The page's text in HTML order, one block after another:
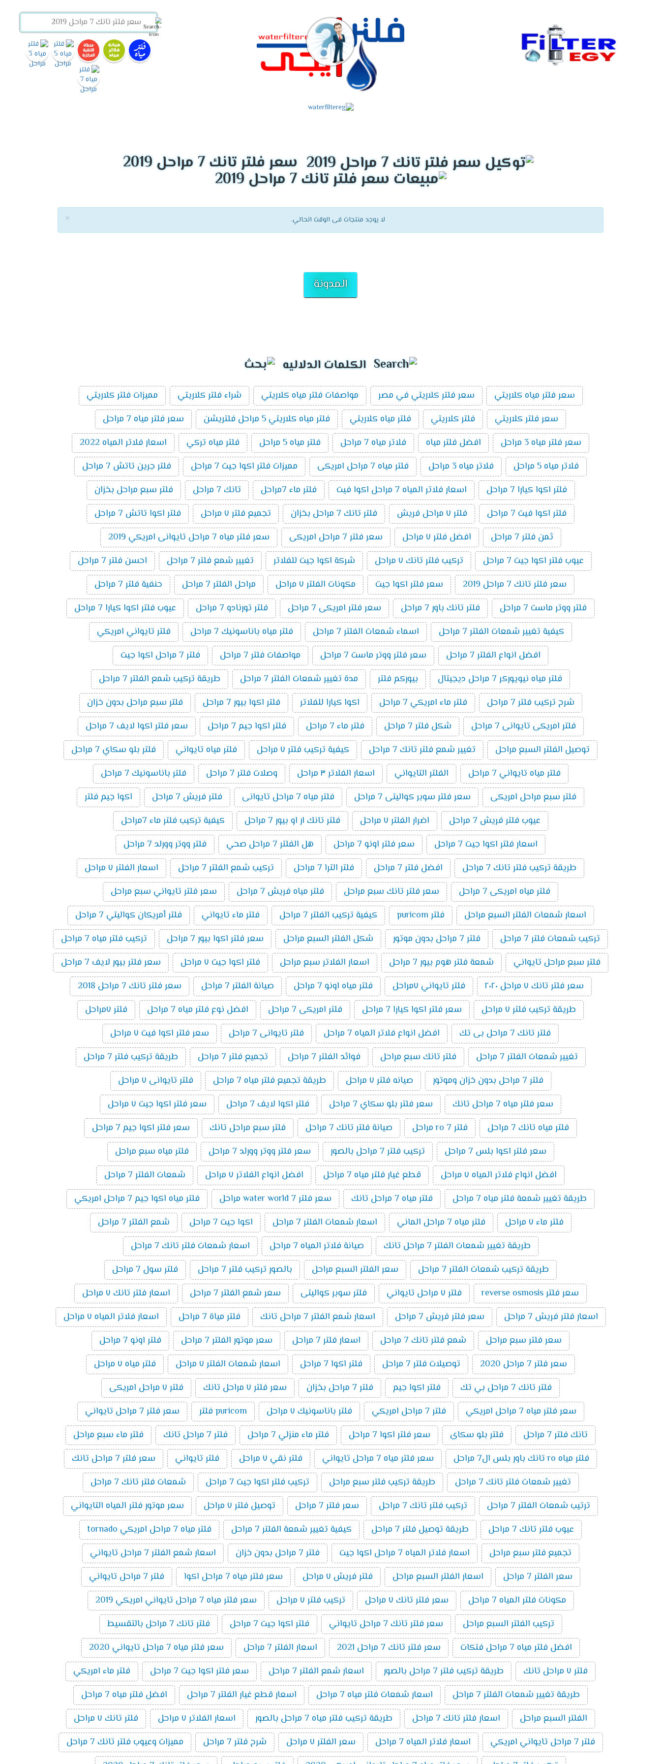
سعر فلتر تانك 7 مراحل 2019
× لا يوجد منتجات فى الوقت الحالي.
المدونة
الكلمات الدلاليه
سعر فلتر مياه كلاريتي سعر فلتر كلاريتي في مصر مواصفات فلتر مياه كلاريتي شراء فلتر كلاريتي
مميزات فلتر كلاريتي
سعر فلتر كلاريتي
فلتر كلاريتي فلتر مياه كلاريتي فلتر مياه كلاريتي 5 مراحل فلتريشن
سعر فلتر مياه 7 مراحل
سعر فلتر مياه 3 مراحل
افضل فلتر مياه فلاتر مياه 7 مراحل فلتر مياه 5 مراحل فلتر مياه تركي
اسعار فلاتر المياه 2022
فلاتر مياه 5 مراحل
فلاتر مياه 3 مراحل فلتر مياه 7 مراحل امريكى مميزات فلتر اكوا جيت 7 مراحل
فلتر جرين تاتش 7 مراحل
فلتر اكوا كيارا 7 مراحل
اسعار فلاتر المياه 7 مراحل اكوا فيت فلتر ماء 7مراحل تانك 7 مراحل
فلتر سبع مراحل بخزان
فلتر اكوا فيت 7 مراحل
فلتر ٧ مراحل فريش فلتر تانك 7 مراحل بخزان تجميع فلتر ٧ مراحل
فلتر اكوا تاتش 7 مراحل
ثمن فلتر 7 مراحل
افضل فلتر ٧ مراحل سعر فلتر 7 مراحل امريكى
سعر فلتر مياه 7 مراحل تايوانى امريكي 2019
عيوب فلتر اكوا جيت 7 مراحل
تركيب فلتر تانك ٧ مراحل شركة اكوا جيت للفلاتر تغيير شمع فلتر 7 مراحل
احسن فلتر 7 مراحل
سعر فلتر تانك 7 مراحل 2019
سعر فلتر اكوا جيت مكونات الفلتر ٧ مراحل مراحل الفلتر 7 مراحل
حنفية فلتر 7 مراحل
فلتر ووتر ماست 7 مراحل
فلتر تانك باور 7 مراحل سعر فلتر امريكى 7 مراحل فلتر تورنادو 7 مراحل
عيوب فلتر اكوا كيارا 7 مراحل
كيفية تغيير شمعات الفلتر 7 مراحل
اسماء شمعات الفلتر 7 مراحل فلتر مياه باناسونيك 7 مراحل
فلتر تايواني امريكي
افضل انواع الفلتر 7 مراحل
سعر فلتر ووتر ماست 7 مراحل مواصفات فلتر 7 مراحل
فلتر 7 مراحل اكوا جيت
فلتر مياه نيويوركر 7 مراحل ديجيتال
بيوركم فلتر مدة تغيير شمعات الفلتر 7 مراحل
طريقة تركيب شمع الفلتر 7 مراحل
شرح تركيب فلتر 7 مراحل
فلتر ماء امريكي 7 مراحل اكوا كيارا للفلاتر فلتر اكوا بيور 7 مراحل
فلتر سبع مراحل بدون خزان
فلتر امريكى تايوانى 7 مراحل
شكل فلتر 7 مراحل فلتر ماء 7 مراحل فلتر اكوا جيم 7 مراحل
سعر فلتر اكوا لايف 7 مراحل
توصيل الفلتر السبع مراحل
تغيير شمع فلتر تانك 7 مراحل كيفية تركيب فلتر ٧ مراحل فلتر مياه تايواني
فلتر بلو سكاي 7 مراحل
فلتر مياه تايواني 7 مراحل
الفلتر التايواني اسعار الفلاتر ٣ مراحل وصلات فلتر 7 مراحل
فلتر باناسونيك 7 مراحل
فلتر سبع مراحل امريكى
سعر فلتر سوبر كواليتى 7 مراحل فلتر مياه 7 مراحل تايوانى فلتر فريش 7 مراحل
اكوا جيم فلتر
عيوب فلتر فريش 7 مراحل
اضرار الفلتر ٧ مراحل فلتر تانك ار او بيور 7 مراحل
كيفية تركيب فلتر ماء 7مراحل
اسعار فلتر اكوا جيت 7 مراحل
سعر فلتر اونو 7 مراحل هل الفلتر 7 مراحل صحي
فلتر ووتر وورلد 7 مراحل
طريقة تركيب فلتر تانك 7 مراحل
افضل فلتر 7 مراحل فلتر الترا 7 مراحل تركيب شمع الفلتر 7 مراحل
اسعار الفلتر ٧ مراحل
فلتر مياه امريكى 7 مراحل
سعر فلتر تانك سبع مراحل فلتر مياه فريش 7 مراحل
سعر فلتر تايواني سبع مراحل
اسعار شمعات الفلتر السبع مراحل
فلتر puricom كيفية تركيب الفلتر 7 مراحل فلتر ماء تايواني
فلتر أمريكان كواليتي 7 مراحل
تركيب شمعات فلتر 7 مراحل
فلتر 7 مراحل بدون موتور شكل الفلتر السبع مراحل سعر فلتر اكوا بيور 7 مراحل
تركيب فلتر مياه 7 مراحل
فلتر سبع مراحل تايواني
شمعة فلتر هوم بيور 7 مراحل اسعار الفلاتر سبع مراحل فلتر اكوا جيت ٧ مراحل
سعر فلتر بيور لايف 7 مراحل
سعر فلتر تانك ٧ مراحل ٢٠٢٠
فلتر تايواني ٧مراحل فلتر مياه اونو 7 مراحل صيانة الفلتر 7 مراحل
سعر فلتر تانك 7 مراحل 2018
طريقة تركيب فلتر ٧ مراحل
سعر فلتر اكوا كيارا 7 مراحل فلتر امريكى 7 مراحل افضل نوع فلتر مياه 7 مراحل
فلتر ٧مراحل
فلتر تانك 7 مراحل بى تك
افضل انواع فلاتر المياه 7 مراحل فلتر تايوانى 7 مراحل
سعر فلتر اكوا فيت ٧ مراحل
تغيير شمعات الفلتر 7 مراحل
فلتر تانك سبع مراحل فوائد الفلتر 7 مراحل تجميع فلتر 7 مراحل
طريقة تركيب فلتر 7 مراحل
فلتر 7 مراحل بدون خزان وموتور
صيانه فلتر ٧ مراحل طريقة تجميع فلتر مياه 7 مراحل
فلتر تايوانى ٧ مراحل
سعر فلتر مياه 7 مراحل تانك
سعر فلتر بلو سكاي 7 مراحل فلتر اكوا لايف 7 مراحل
سعر فلتر اكوا جيت ٧ مراحل
فلتر مياه تانك 7 مراحل
فلتر ro 7 مراحل صيانة فلتر تانك 7 مراحل فلتر سبع مراحل تانك
سعر فلتر اكوا جيم 7 مراحل
سعر فلتر اكوا بلس 7 مراحل
تركيب فلتر 7 مراحل بالصور سعر فلتر ووتر وورلد 7 مراحل
فلتر مياه سبع مراحل
افضل انواع فلاتر المياه ٧ مراحل
قطع غيار فلتر مياه 7 مراحل افضل انواع الفلاتر ٧ مراحل
شمعات الفلتر 7 مراحل
طريقة تغيير شمعة فلتر مياه 7 مراحل
فلتر مياه 7 مراحل تانك سعر فلتر water world 7 مراحل
فلتر مياه اكوا جيم 7 مراحل امريكي
فلتر ماء ٧ مراحل
فلتر مياه 7 مراحل الماني اسعار شمعات الفلتر 7 مراحل اكوا جيت 7 مراحل
شمع الفلتر 7 مراحل
طريقة تغيير شمعات الفلتر 7 مراحل تانك
صيانة فلاتر المياه 7 مراحل
اسعار شمعات فلتر تانك 7 مراحل
طريقة تركيب شمعات الفلتر 7 مراحل
سعر الفلتر السبع مراحل بالصور تركيب فلتر 7 مراحل
فلتر سول 7 مراحل
سعر فلتر reverse osmosis
فلتر ٧ مراحل تايواني فلتر سوبر كواليتى سعر شمع الفلتر 7 مراحل
اسعار فلتر تانك ٧ مراحل
اسعار فلتر فريش 7 مراحل
سعر فلتر فريش 7 مراحل اسعار شمع الفلتر 7 مراحل تانك فلتر مياة 7 مراحل
اسعار فلاتر المياه ٧ مراحل
سعر فلتر سبع مراحل
شمع فلتر تانك 7 مراحل اسعار فلتر 7 مراحل سعر موتور الفلتر 7 مراحل
فلتر اونو 7 مراحل
سعر فلتر 7 مراحل 2020
توصيلات فلتر 7 مراحل فلتر اكوا 7 مراحل اسعار شمعات الفلتر ٧ مراحل
فلتر مياه ٧ مراحل
فلتر تانك 7 مراحل بي تك
فلتر اكوا جيم فلتر 7 مراحل بخزان سعر فلتر ٧ مراحل تانك
فلتر ٧ مراحل امريكى
سعر فلتر مياه 7 مراحل امريكي
فلتر 7 مراحل امريكي فلتر باناسونيك ٧ مراحل puricom فلتر
سعر فلتر 7 مراحل تايواني
تانك فلتر 7 مراحل
فلتر بلو سكاى سعر فلتر اكوا 7 مراحل فلتر ماء منزلي 7 مراحل فلتر 7 مراحل تانك
فلتر ماء سبع مراحل
فلتر مياه ro تانك باور بلس ال7 مراحل
سعر فلتر مياه 7 مراحل تايواني فلتر نقي ٧ مراحل فلتر تايواني
سعر فلتر 7 مراحل تانك
تغيير شمعات فلتر تانك 7 مراحل
طريقة تركيب فلتر سبع مراحل تركيب فلتر اكوا جيت 7 مراحل
شمعات فلتر تانك 7 مراحل
ترتيب شمعات الفلتر 7 مراحل
تركيب فلتر تانك 7 مراحل سعر فلتر 7 مراحل توصيل فلتر ٧ مراحل
سعر موتور فلتر المياه التايواني
عيوب فلتر تانك 7 مراحل
طريقة توصيل فلتر 7 مراحل كيفية تغيير شمعة الفلتر 7 مراحل
فلتر مياه 7 مراحل امريكي tornado
تجميع فلتر سبع مراحل
اسعار فلاتر المياه 7 مراحل اكوا جيت فلتر 7 مراحل بدون خزان
اسعار شمع الفلتر 7 مراحل تايواني
سعر الفلتر 7 مراحل
اسعار الفلتر السبع مراحل فلتر فريش ٧ مراحل سعر فلتر مياه 7 مراحل اكوا
فلتر 7 مراحل تايواني
مكونات فلتر المياه 7 مراحل
سعر فلتر تانك ٧ مراحل تركيب فلتر ٧ مراحل
سعر فلتر مياه 7 مراحل تايواني امريكي 2019
تركيب الفلتر السبع مراحل
سعر فلتر تانك 7 مراحل تايواني فلتر اكوا جيت 7 مراحل
فلتر تانك 7 مراحل بالتقسيط
افضل فلتر مياه 7 مراحل فتكات
سعر فلتر تانك 7 مراحل 2021 اسعار الفلتر 7 مراحل
سعر فلتر مياه 7 مراحل تايواني 2020
فلتر ٧ مراحل تانك
طريقة تركيب فلتر 7 مراحل بالصور اسعار شمع الفلتر 7 مراحل سعر فلتر اكوا جيت 7 مراحل
فلتر ماء امريكي
طريقة تغيير شمعات الفلتر 7 مراحل
اسعار شمعات فلتر مياه 7 مراحل اسعار قطع غيار الفلتر 7 مراحل
افضل فلتر مياه 7 مراحل
الفلتر السبع مراحل
اسعار فلتر تانك 7 مراحل طريقة تركيب فلتر مياه 7 مراحل بالصور اسعار الفلاتر ٧ مراحل
فلتر تانك ٧ مراحل
فلتر 7 مراحل تايواني امريكي
اسعار فلاتر المياه 7 مراحل سعر الفلتر ٧ مراحل شرح فلتر 7 مراحل
مميزات وعيوب فلتر تانك 7 مراحل